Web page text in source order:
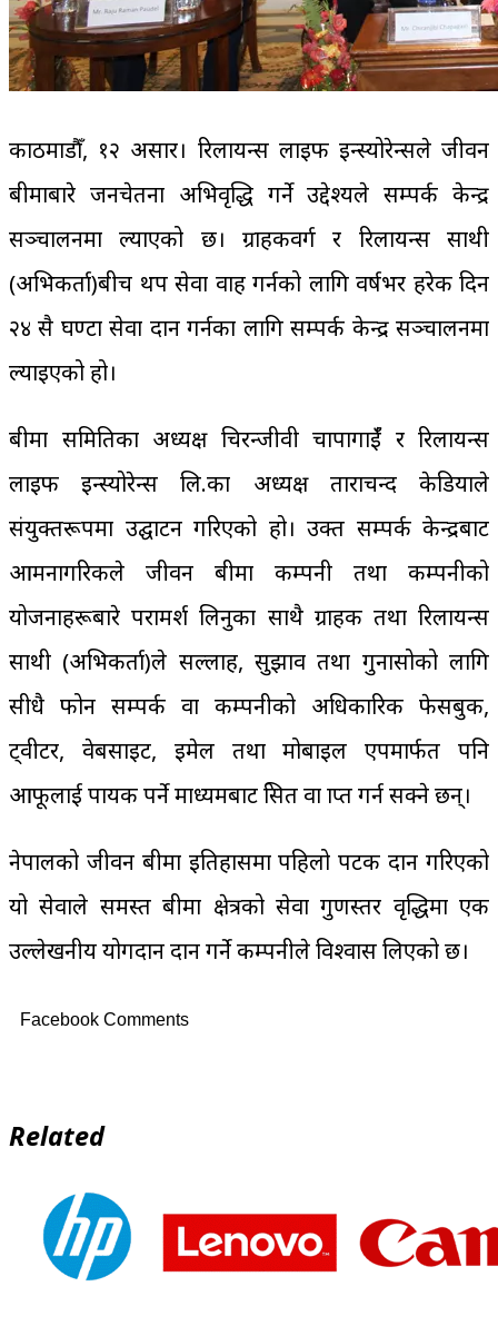
काठमाडौँ, १२ असार। रिलायन्स लाइफ इन्स्योरेन्सले जीवन
बीमाबारे जनचेतना अभिवृद्धि गर्ने उद्देश्यले सम्पर्क केन्द्र
सञ्चालनमा ल्याएको छ। ग्राहकवर्ग र रिलायन्स साथी
(अभिकर्ता)बीच थप सेवा प्रवाह गर्नको लागि वर्षभर हरेक दिन
२४ सै घण्टा सेवा प्रदान गर्नका लागि सम्पर्क केन्द्र सञ्चालनमा
ल्याइएको हो।
बीमा समितिका अध्यक्ष चिरन्जीवी चापागाईँ र रिलायन्स
लाइफ इन्स्योरेन्स लि.का अध्यक्ष ताराचन्द केडियाले
संयुक्तरूपमा उद्घाटन गरिएको हो। उक्त सम्पर्क केन्द्रबाट
आमनागरिकले जीवन बीमा कम्पनी तथा कम्पनीको
योजनाहरूबारे परामर्श लिनुका साथै ग्राहक तथा रिलायन्स
साथी (अभिकर्ता)ले सल्लाह, सुझाव तथा गुनासोको लागि
सीधै फोन सम्पर्क वा कम्पनीको अधिकारिक फेसबुक,
ट्वीटर, वेबसाइट, इमेल तथा मोबाइल एपमार्फत पनि
आफूलाई पायक पर्ने माध्यमबाट प्रेसित वा प्राप्त गर्न सक्ने छन्।
नेपालको जीवन बीमा इतिहासमा पहिलो पटक प्रदान गरिएको
यो सेवाले समस्त बीमा क्षेत्रको सेवा गुणस्तर वृद्धिमा एक
उल्लेखनीय योगदान प्रदान गर्ने कम्पनीले विश्वास लिएको छ।
Facebook Comments
Related